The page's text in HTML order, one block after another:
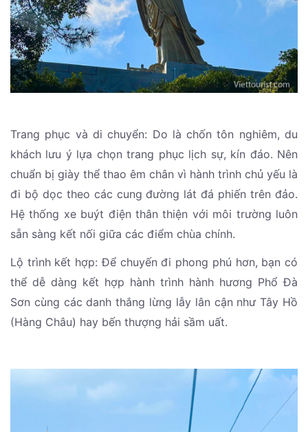
Trang phục và di chuyển: Do là chốn tôn nghiêm, du
khách lưu ý lựa chọn trang phục lịch sự, kín đáo. Nên
chuẩn bị giày thể thao êm chân vì hành trình chủ yếu là
đi bộ dọc theo các cung đường lát đá phiến trên đảo.
Hệ thống xe buýt điện thân thiện với môi trường luôn
sẵn sàng kết nối giữa các điểm chùa chính.
Lộ trình kết hợp: Để chuyến đi phong phú hơn, bạn có
thể dễ dàng kết hợp hành trình hành hương Phổ Đà
Sơn cùng các danh thắng lừng lẫy lân cận như Tây Hồ
(Hàng Châu) hay bến thượng hải sầm uất.